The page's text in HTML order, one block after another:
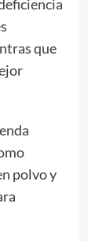
que
polvo y